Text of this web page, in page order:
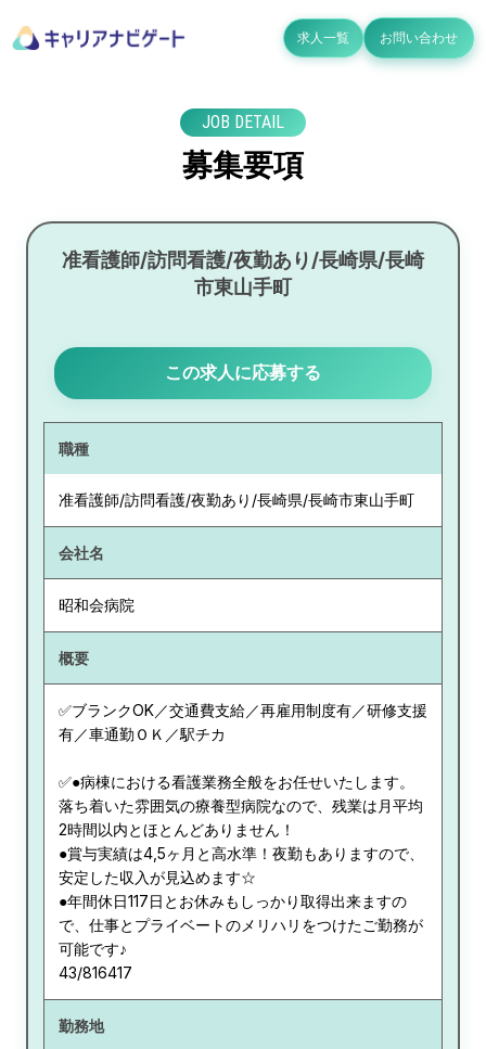
求人一覧 お問い合わせ
JOB DETAIL
募集要項
准看護師/訪問看護/夜勤あり/長崎県/長崎
市東山手町
この求人に応募する
職種
准看護師/訪問看護/夜勤あり/長崎県/長崎市東山手町
会社名
昭和会病院
概要
✅ブランクOK／交通費支給／再雇用制度有／研修支援
有／車通勤ＯＫ／駅チカ
✅●病棟における看護業務全般をお任せいたします。
落ち着いた雰囲気の療養型病院なので、残業は月平均
2時間以内とほとんどありません！
●賞与実績は4,5ヶ月と高水準！夜勤もありますので、
安定した収入が見込めます☆
●年間休日117日とお休みもしっかり取得出来ますの
で、仕事とプライベートのメリハリをつけたご勤務が
可能です♪
43/816417
勤務地